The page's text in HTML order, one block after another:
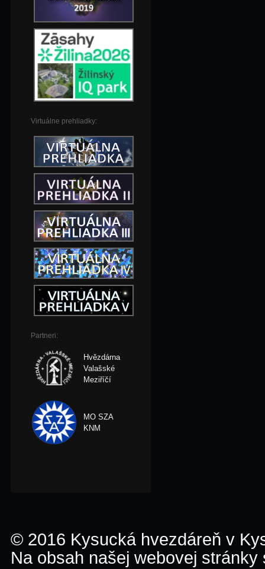
Virtuálne prehliadky:
Partneri:
Hvězdárna
Valašské
Meziříčí
MO SZA
KNM
© 2016 Kysucká hvezdáreň v
Na obsah našej webovej